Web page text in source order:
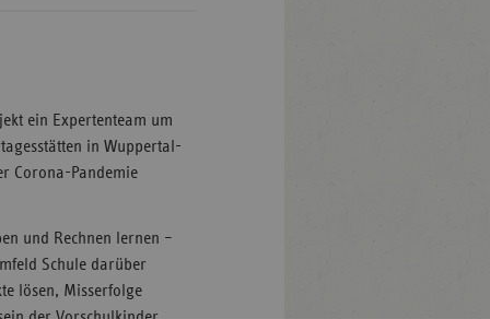
ein Expertenteam um
in Wuppertal-
Corona-Pandemie
und Rechnen lernen –
Schule darüber
lösen, Misserfolge